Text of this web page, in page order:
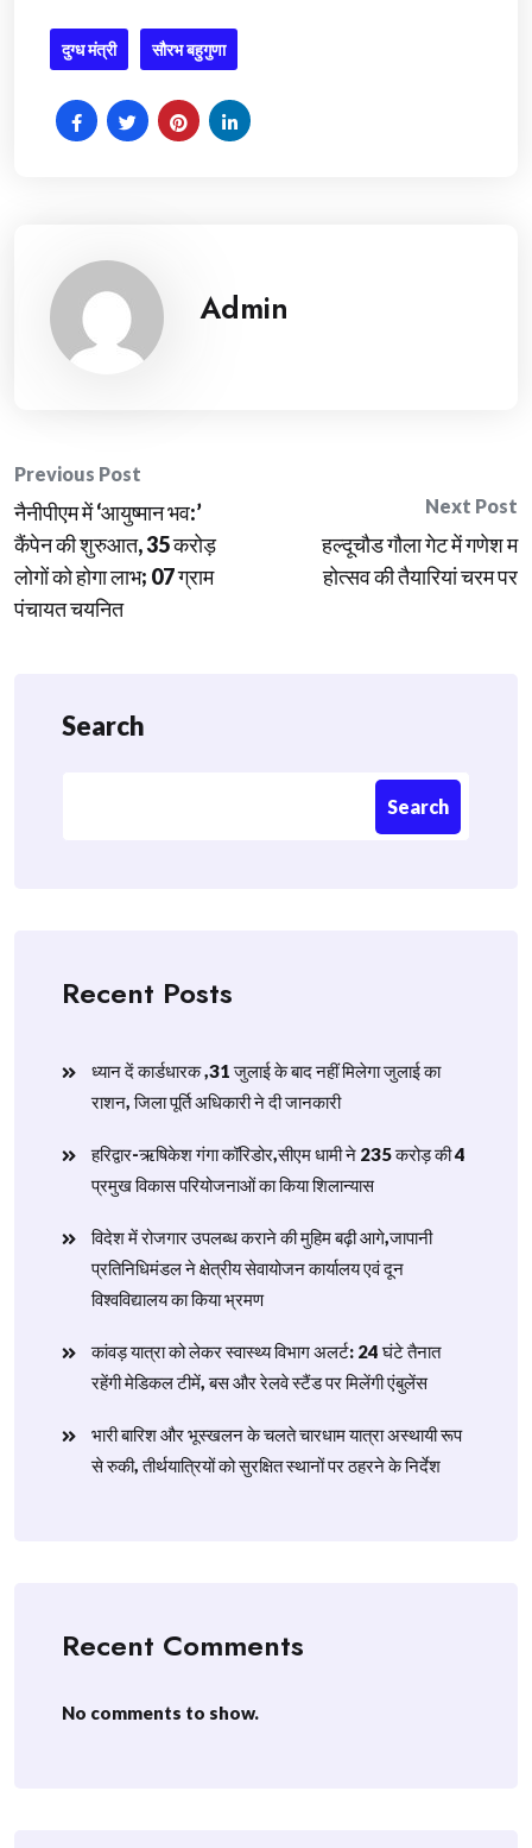
दुग्ध मंत्री सौरभ बहुगुणा
Admin
Post
navigation
Previous Post
नैनीपीएम में ‘आयुष्मान भव:’
कैंपेन की शुरुआत, 35 करोड़
लोगों को होगा लाभ; 07 ग्राम
पंचायत चयनित
Next Post
हल्दूचौड गौला गेट में गणेश म
होत्सव की तैयारियां चरम पर
Search
Search
Recent Posts
ध्यान दें कार्डधारक ,31 जुलाई के बाद नहीं मिलेगा जुलाई का
राशन, जिला पूर्ति अधिकारी ने दी जानकारी
हरिद्वार-ऋषिकेश गंगा कॉरिडोर,सीएम धामी ने 235 करोड़ की 4
प्रमुख विकास परियोजनाओं का किया शिलान्यास
विदेश में रोजगार उपलब्ध कराने की मुहिम बढ़ी आगे,जापानी
प्रतिनिधिमंडल ने क्षेत्रीय सेवायोजन कार्यालय एवं दून
विश्वविद्यालय का किया भ्रमण
​कांवड़ यात्रा को लेकर स्वास्थ्य विभाग अलर्ट: 24 घंटे तैनात
रहेंगी मेडिकल टीमें, बस और रेलवे स्टैंड पर मिलेंगी एंबुलेंस
​भारी बारिश और भूस्खलन के चलते चारधाम यात्रा अस्थायी रूप
से रुकी, तीर्थयात्रियों को सुरक्षित स्थानों पर ठहरने के निर्देश
Recent Comments
No comments to show.